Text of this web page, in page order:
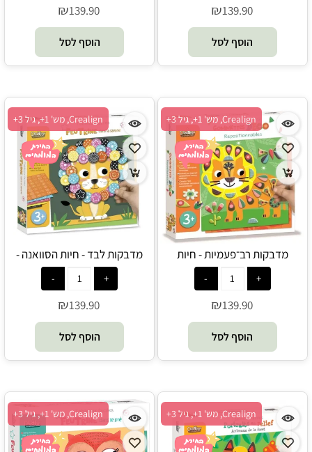
₪139.90
הוסף לסל
₪139.90
הוסף לסל
Crealign, מש' 1+, גיל 3+
מדבקות רב־פעמיות - חיות
הסוואנה - Crealign
₪139.90
הוסף לסל
Crealign, מש' 1+, גיל 3+
מדבקות לבד - חיות הסוואנה -
Crealign
₪139.90
הוסף לסל
Crealign, מש' 1+, גיל 3+ Crealign, מש' 1+, גיל 3+